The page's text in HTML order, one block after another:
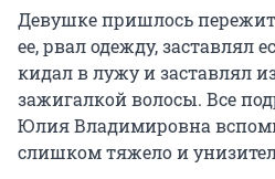
Девушке пришлось
ее, рвал одежду, заставлял
кидал в лужу и заставлял
зажигалкой волосы. Все
Юлия Владимировна
слишком тяжело и